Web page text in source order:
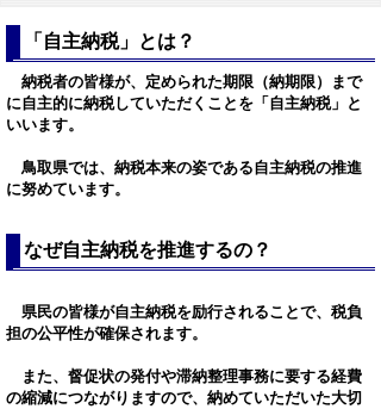
「自主納税」とは？
納税者の皆様が、定められた期限（納期限）まで
に自主的に納税していただくことを「自主納税」と
いいます。
鳥取県では、納税本来の姿である自主納税の推進
に努めています。
なぜ自主納税を推進するの？
県民の皆様が自主納税を励行されることで、税負
担の公平性が確保されます。
また、督促状の発付や滞納整理事務に要する経費
の縮減につながりますので、納めていただいた大切